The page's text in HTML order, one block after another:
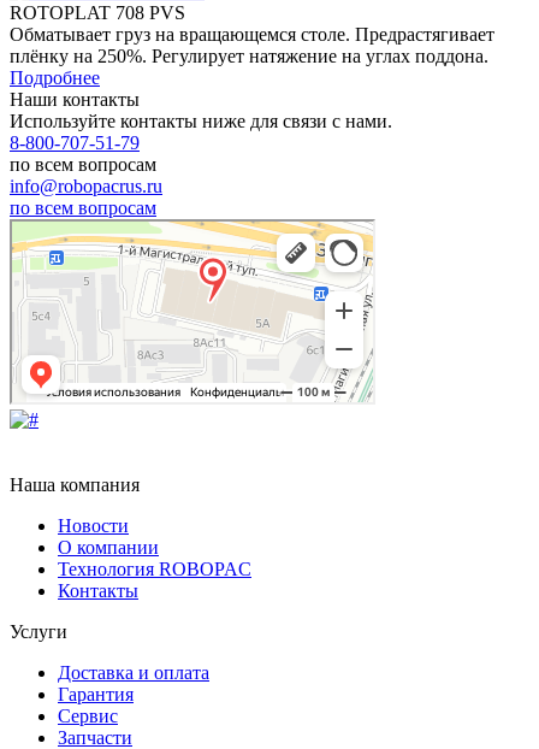
ROTOPLAT 708 PVS
Обматывает груз на вращающемся столе. Предрастягивает
плёнку на 250%. Регулирует натяжение на углах поддона.
Подробнее
Наши контакты
Используйте контакты ниже для связи с нами.
8-800-707-51-79
по всем вопросам
info@robopacrus.ru
по всем вопросам
Наша компания
Новости
О компании
Технология ROBOPAC
Контакты
Услуги
Доставка и оплата
Гарантия
Сервис
Запчасти